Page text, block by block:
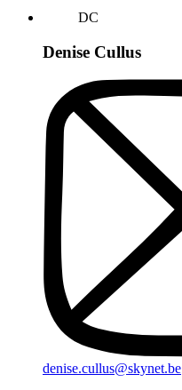
DC
Denise Cullus
denise.cullus@skynet.be